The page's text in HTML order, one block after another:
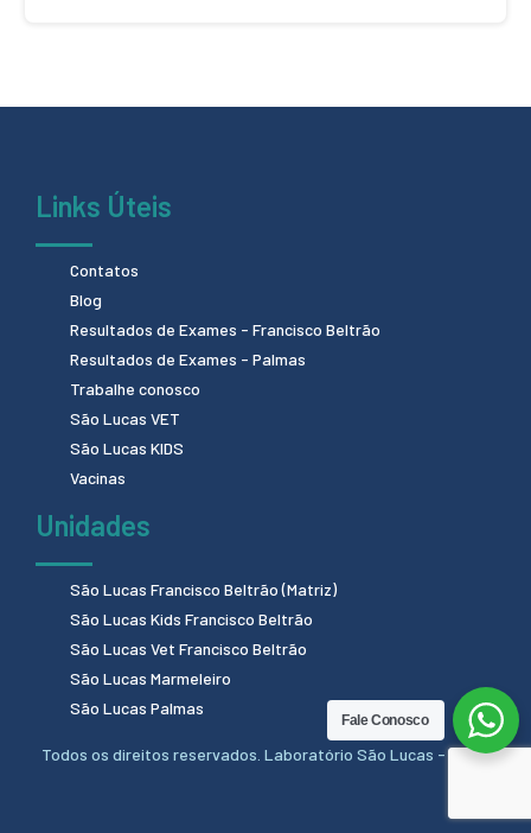
Links Úteis
Contatos
Blog
Resultados de Exames - Francisco Beltrão
Resultados de Exames - Palmas
Trabalhe conosco
São Lucas VET
São Lucas KIDS
Vacinas
Unidades
São Lucas Francisco Beltrão (Matriz)
São Lucas Kids Francisco Beltrão
São Lucas Vet Francisco Beltrão
São Lucas Marmeleiro
São Lucas Palmas
Todos os direitos reservados. Laboratório São Lucas - 2024.
Fale Conosco